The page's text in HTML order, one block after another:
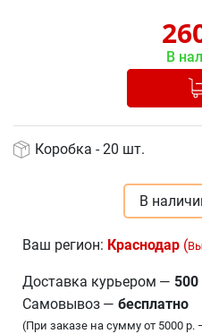
В
Коробка - 20 шт.
В
Ваш регион: Краснодар (
Доставка курьером — 500
Самовывоз — бесплатно
(При заказе на сумму от 5000 р.